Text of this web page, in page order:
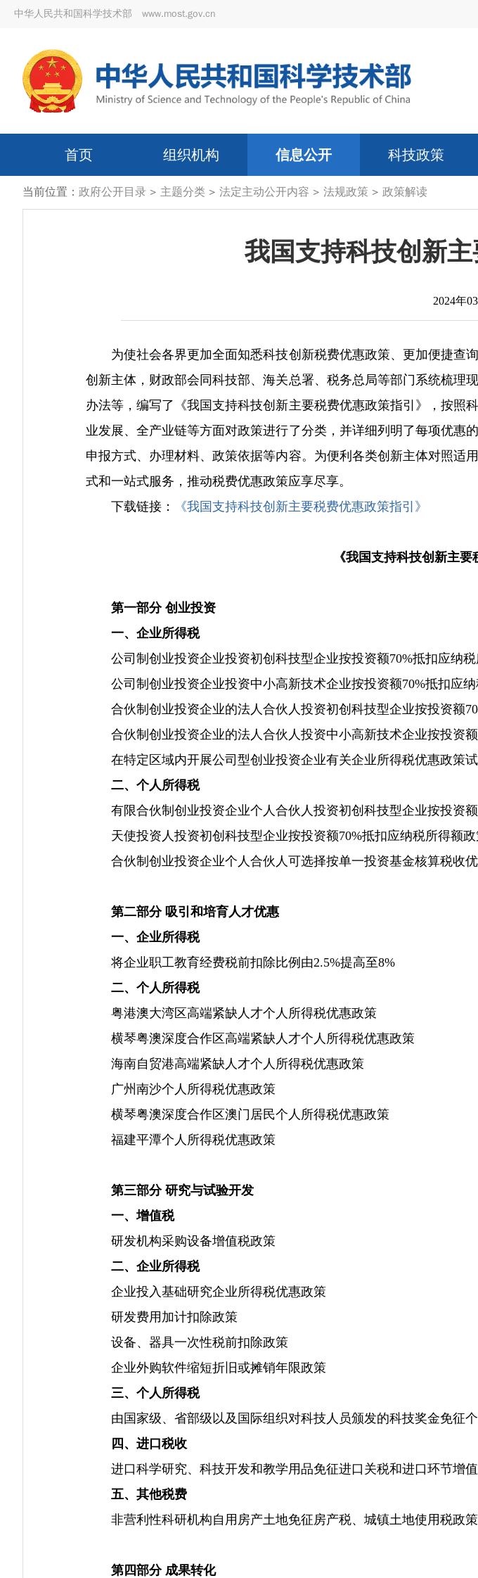
中华人民共和国科学技术部 www.most.gov.cn
首页 组织机构 信息公开 科技政策
当前位置： 政府公开目录 > 主题分类 > 法定主动公开内容 > 法规政策 > 政策解读
我国支持科技创新主
2024年
为使社会各界更加全面知悉科技创新税费优惠政策、更加便捷查
创新主体，财政部会同科技部、海关总署、税务总局等部门系统梳理
办法等，编写了《我国支持科技创新主要税费优惠政策指引》，按
业发展、全产业链等方面对政策进行了分类，并详细列明了每项优惠
申报方式、办理材料、政策依据等内容。为便利各类创新主体对照
式和一站式服务，推动税费优惠政策应享尽享。
下载链接：
《我国支持科技创新主要税费优惠政策指引》
《我国支持科技创新主
第一部分 创业投资
一、企业所得税
公司制创业投资企业投资初创科技型企业按投资额70%抵扣应纳税
公司制创业投资企业投资中小高新技术企业按投资额70%抵扣应纳
合伙制创业投资企业的法人合伙人投资初创科技型企业按投资额
合伙制创业投资企业的法人合伙人投资中小高新技术企业按投资额
在特定区域内开展公司型创业投资企业有关企业所得税优惠政策
二、个人所得税
有限合伙制创业投资企业个人合伙人投资初创科技型企业按投资额
天使投资人投资初创科技型企业按投资额70%抵扣应纳税所得额政
合伙制创业投资企业个人合伙人可选择按单一投资基金核算税收
第二部分 吸引和培育人才优惠
一、企业所得税
将企业职工教育经费税前扣除比例由2.5%提高至8%
二、个人所得税
粤港澳大湾区高端紧缺人才个人所得税优惠政策
横琴粤澳深度合作区高端紧缺人才个人所得税优惠政策
海南自贸港高端紧缺人才个人所得税优惠政策
广州南沙个人所得税优惠政策
横琴粤澳深度合作区澳门居民个人所得税优惠政策
福建平潭个人所得税优惠政策
第三部分 研究与试验开发
一、增值税
研发机构采购设备增值税政策
二、企业所得税
企业投入基础研究企业所得税优惠政策
研发费用加计扣除政策
设备、器具一次性税前扣除政策
企业外购软件缩短折旧或摊销年限政策
三、个人所得税
由国家级、省部级以及国际组织对科技人员颁发的科技奖金免征
四、进口税收
进口科学研究、科技开发和教学用品免征进口关税和进口环节增
五、其他税费
非营利性科研机构自用房产土地免征房产税、城镇土地使用税政策
第四部分 成果转化